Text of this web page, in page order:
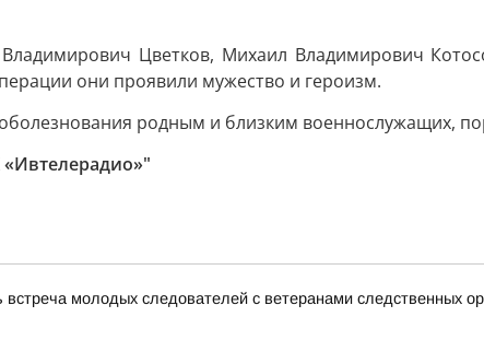
Цветков, Михаил Владимирович
они проявили мужество и героизм.
родным и близким военнослужащих,
молодых следователей с ветеранами следственных